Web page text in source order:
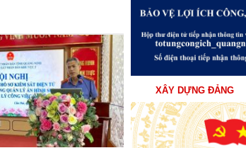
31
XÂY DỰNG ĐẢNG